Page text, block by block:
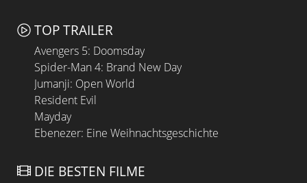
TOP TRAILER
Avengers 5: Doomsday
Spider-Man 4: Brand New Day
Jumanji: Open World
Resident Evil
Mayday
Ebenezer: Eine Weihnachtsgeschichte
DIE BESTEN FILME